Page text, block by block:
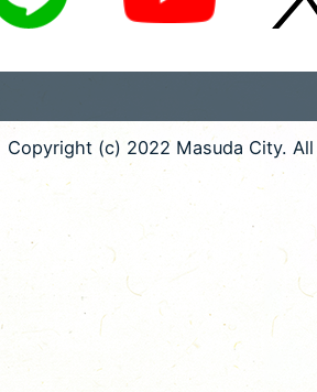
Copyright (c) 2022 Masuda City.